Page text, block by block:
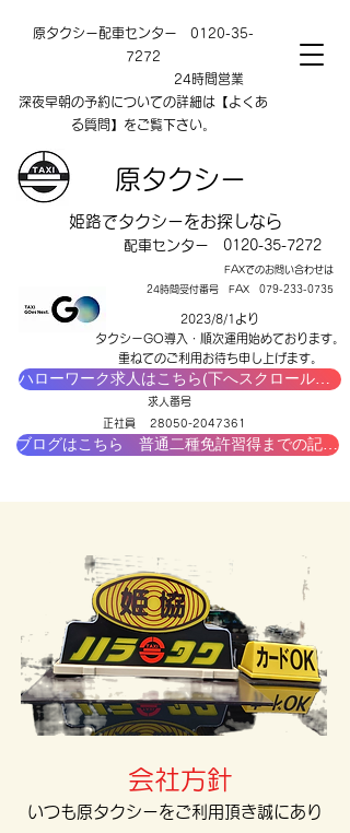
原タクシー配車センター 0120-35-
7272
24時間営業
深夜早朝の予約についての詳細は【よくあ
る質問】をご覧下さい。
原タクシー
​姫路でタクシーをお探しなら
​配車センター 0120-35-7272
FAXでのお問い合わせは
24時間受付番号 FAX 079-233-0735
2023/8/1より
タクシーGO導入・順次運用始めております。
​重ねてのご利用お待ち申し上げます。
​求人番号
正社員 28050-2047361
ブログはこちら 普通二種免許習得までの記録【はりま自動車教習所】
​​会社方針
いつも原タクシーをご利用頂き誠にあり